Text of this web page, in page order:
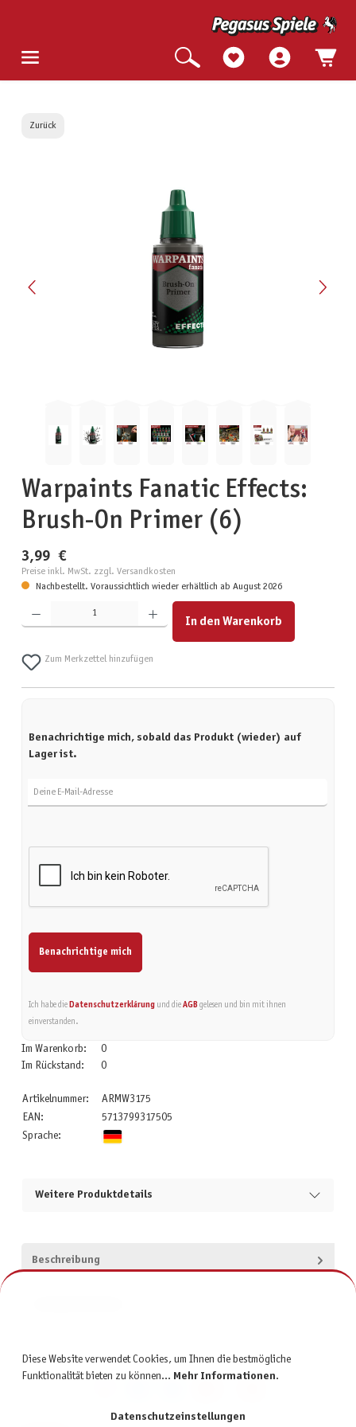
Zurück
Warpaints Fanatic Effects:
Brush-On Primer (6)
3,99 €
Preise inkl. MwSt. zzgl. Versandkosten
Nachbestellt. Voraussichtlich wieder erhältlich ab August 2026
Produkt Anzahl: Gib den gewünschten Wert ein oder benutze die Schaltflächen um die Anzahl zu
In den Warenkorb
Zum Merkzettel hinzufügen
Benachrichtige mich, sobald das Produkt (wieder) auf
Lager ist.
Benachrichtige mich
Ich habe die Datenschutzerklärungund die AGBgelesen und bin mit ihnen
einverstanden.
Im Warenkorb:
0
Im Rückstand:
0
Artikelnummer:
ARMW3175
EAN:
5713799317505
Sprache:
Weitere Produktdetails
Beschreibung
Diese Website verwendet Cookies, um Ihnen die bestmögliche
Funktionalität bieten zu können... Mehr Informationen.
Datenschutzeinstellungen